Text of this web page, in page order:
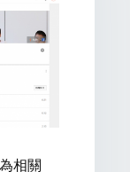
相關